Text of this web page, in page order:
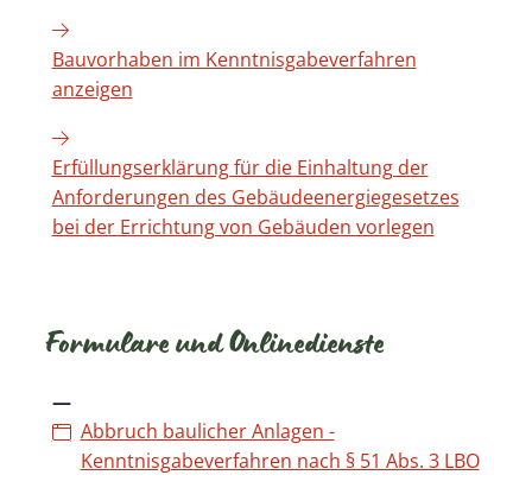
Bauvorhaben im Kenntnisgabeverfahren
anzeigen
Erfüllungserklärung für die Einhaltung der
Anforderungen des Gebäudeenergiegesetzes
bei der Errichtung von Gebäuden vorlegen
Formulare und Onlinedienste
Abbruch baulicher Anlagen -
Kenntnisgabeverfahren nach § 51 Abs. 3 LBO